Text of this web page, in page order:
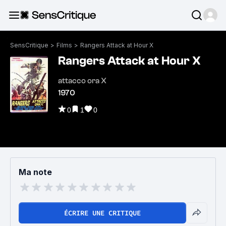
SensCritique > Films > Rangers Attack at Hour X
Rangers Attack at Hour X
attacco ora X
1970
0 1 0
Ma note
ÉCRIRE UNE CRITIQUE